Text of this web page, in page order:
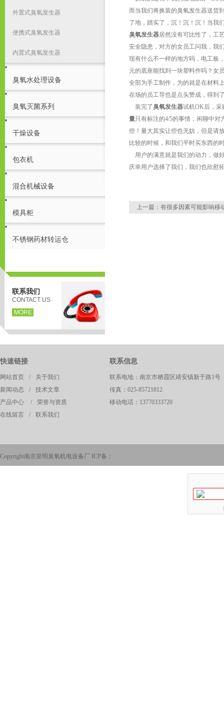
页
外置式臭氧发生器
便携式臭氧发生器
内置式臭氧发生器
臭氧水处理设备
臭氧灭菌系列
干燥设备
包衣机
混合机械设备
模具柜
不锈钢药材转运仓
联系我们
CONTACT US
MORE
而当我们将换装的臭氧发生器送货
了地，踏实了，沉！沉！沉！当我
臭氧发生器居然没有可比性了，工
安全隐患，对方的女员工问我，我
现有什么不一样的地方吗，电工板
元的底座能找到一块塑料件吗？女
全部为手工制作，为的就是在材料
在场的员工导也是点头赞成，得到
装完了臭氧发生器试机OK后，采
量只有标注的4/5的事情，闲聊中
些！量大其实让些也无妨，但是请
比较的时候，和我们平时买东西的
用户的满意就是我们的动力，做
庆幸用户选择了我们，我们也欣
上一篇： 有很多因素可能影响移
快速链接
网站首页 /
关于我们
新闻动态
/
技术文章
产品中心
/
荣誉与资质
在线留言
/ 联系我们
联系信息
联系电地：南京市栖霞区靖安镇新于路1号
传真：025-85721812
移动电话：13770333720
Copyright南京皇明臭氧机电设备厂 ICP备：